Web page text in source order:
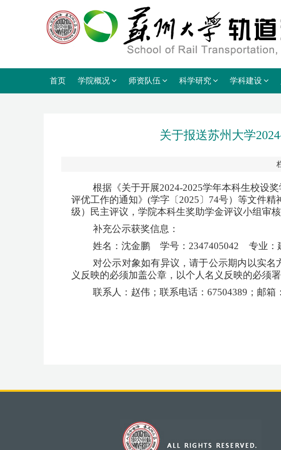
首页 学院概况 师资队伍 科学研究 学科建设
关于报送苏州大学
根据《关于开展2024-2025学年本科生校设
评优工作的通知》 (学字〔2025〕74号）等文件
级）民主评议，学院本科生奖助学金评议小组审
补充公示获奖信息：
姓名：沈金鹏 学号：2347405042 专业：
对公示对象如有异议，请于公示期内以实
义反映的必须加盖公章，以个人名义反映的必须
联系人：赵伟；联系电话： 67504389；邮箱：